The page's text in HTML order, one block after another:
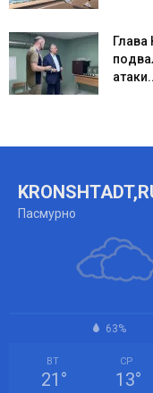
Пасмурно
63%
ВТ
21 °
СР
13°